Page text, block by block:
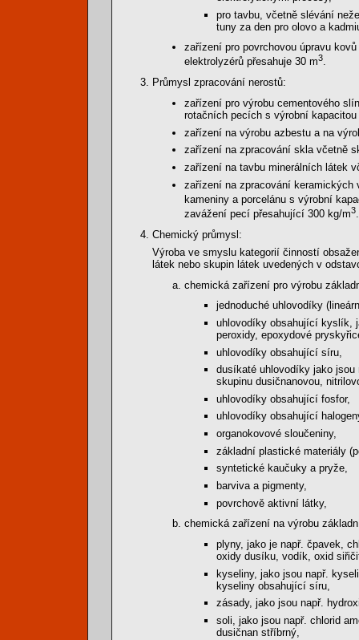
pro tavbu, včetně slévání
tuny za den pro olovo a
zařízení pro povrchovou úpravu
elektrolyzérů přesahuje 30 m3.
Průmysl zpracování nerostů:
zařízení pro výrobu cementového
rotačních pecích s výrobní
zařízení na výrobu azbestu a na
zařízení na zpracování skla včetně
zařízení na tavbu minerálních látek
zařízení na zpracování
kameniny a porcelánu s výrobní
zavážení pecí přesahující 300 kg/m3.
Chemický průmysl:
Výroba ve smyslu kategorií činností
látek nebo skupin látek uvedených v
chemická zařízení pro výrobu
jednoduché uhlovodíky
uhlovodíky obsahující kyslík,
peroxidy, epoxydové
uhlovodíky obsahující síru,
dusíkaté uhlovodíky jako jsou
skupinu dusičnanovou,
uhlovodíky obsahující fosfor,
uhlovodíky obsahující
organokovové sloučeniny,
základní plastické materiály
syntetické kaučuky a pryže,
barviva a pigmenty,
povrchově aktivní látky,
chemická zařízení na výrobu
plyny, jako je např. čpavek,
oxidy dusíku, vodík, oxid
kyseliny, jako jsou např.
kyseliny obsahující síru,
zásady, jako jsou např.
soli, jako jsou např. chlorid
dusičnan stříbrný,